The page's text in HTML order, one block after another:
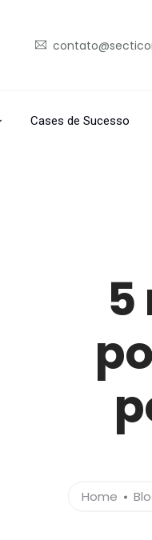
Cases de Sucesso
5
Home